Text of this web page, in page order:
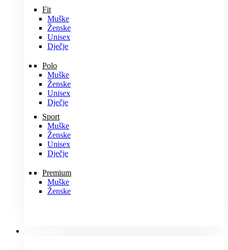
Fit
Muške
Ženske
Unisex
Dječje
Polo
Muške
Ženske
Unisex
Dječje
Sport
Muške
Ženske
Unisex
Dječje
Premium
Muške
Ženske